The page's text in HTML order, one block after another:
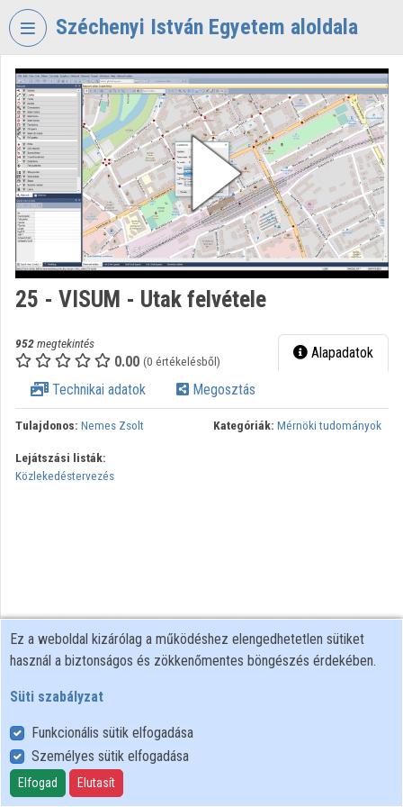
Fejléc kihagyása
Széchenyi István Egyetem aloldala
VIDEOTORIUM
SZÉCHENYI
ISTVÁN
EGYETEM
Intézményi kezdőlap
Bejelentkezés
Intézményi listák
Intézmények
25 - VISUM - Utak felvétele
952megtekintés
0.00 (0 értékelésből) Alapadatok
Technikai adatok Megosztás
Tulajdonos: Nemes Zsolt Kategóriák: Mérnöki tudományok
Lejátszási listák:
Közlekedéstervezés
Felhasználói szabályzat
Adatkezelési tájékoztató
Süti szabályzat
Ez a weboldal kizárólag a működéshez elengedhetetlen sütiket
használ a biztonságos és zökkenőmentes böngészés érdekében.
Süti szabályzat
Funkcionális sütik elfogadása
Személyes sütik elfogadása
Elfogad Elutasít